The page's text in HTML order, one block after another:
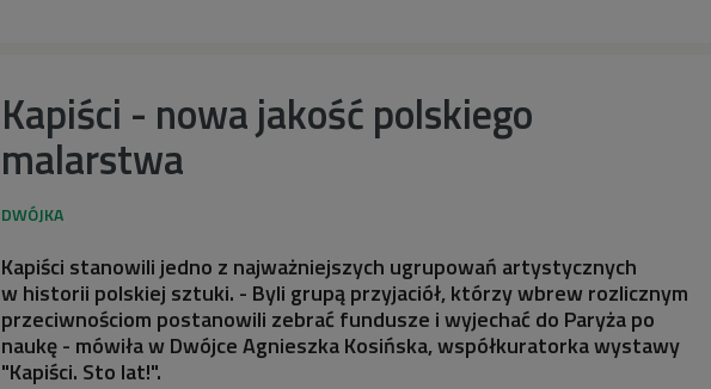
Kapiści - nowa jakość polskiego
malarstwa
Kapiści stanowili jedno z najważniejszych ugrupowań artystycznych
w historii polskiej sztuki. - Byli grupą przyjaciół, którzy wbrew rozlicznym
przeciwnościom postanowili zebrać fundusze i wyjechać do Paryża po
naukę - mówiła w Dwójce Agnieszka Kosińska, współkuratorka wystawy
"Kapiści. Sto lat!".